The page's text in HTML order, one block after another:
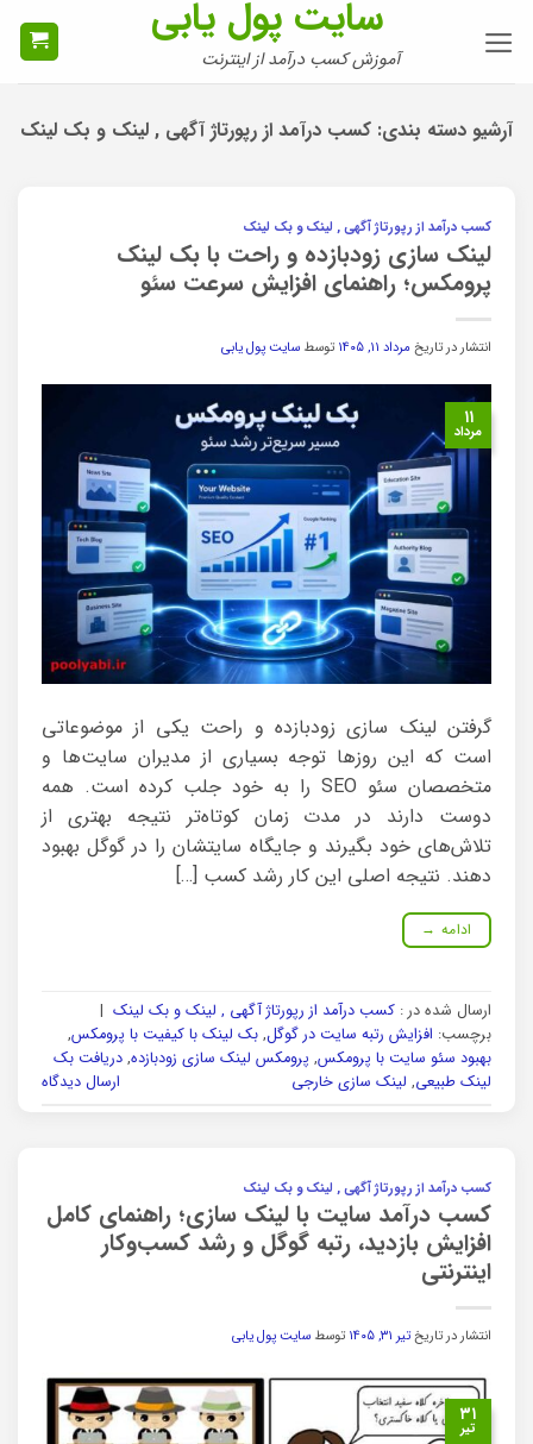
سایت پول یابی
آموزش کسب درآمد از اینترنت
آرشیو دسته بندی: کسب درآمد از رپورتاژ آگهی , لینک و بک لینک
کسب درآمد از رپورتاژ آگهی , لینک و بک لینک
لینک سازی زودبازده و راحت با بک لینک
پرومکس؛ راهنمای افزایش سرعت سئو
انتشار در تاریخ مرداد ۱۱, ۱۴۰۵ توسط سایت پول یابی
۱۱
مرداد
گرفتن لینک سازی زودبازده و راحت یکی از موضوعاتی
است که این روزها توجه بسیاری از مدیران سایت‌ها و
متخصصان سئو SEO را به خود جلب کرده است. همه
دوست دارند در مدت زمان کوتاه‌تر نتیجه بهتری از
تلاش‌های خود بگیرند و جایگاه سایتشان را در گوگل بهبود
دهند. نتیجه اصلی این کار رشد کسب […]
ادامه →
ارسال شده در : کسب درآمد از رپورتاژ آگهی , لینک و بک لینک |
برچسب: افزایش رتبه سایت در گوگل, بک لینک با کیفیت با پرومکس,
بهبود سئو سایت با پرومکس, پرومکس لینک سازی زودبازده, دریافت بک
لینک طبیعی, لینک سازی خارجی ارسال دیدگاه
کسب درآمد از رپورتاژ آگهی , لینک و بک لینک
کسب درآمد سایت با لینک سازی؛ راهنمای کامل
افزایش بازدید، رتبه گوگل و رشد کسب‌وکار
اینترنتی
انتشار در تاریختیر ۳۱, ۱۴۰۵ توسط سایت پول یابی
۳۱
تیر